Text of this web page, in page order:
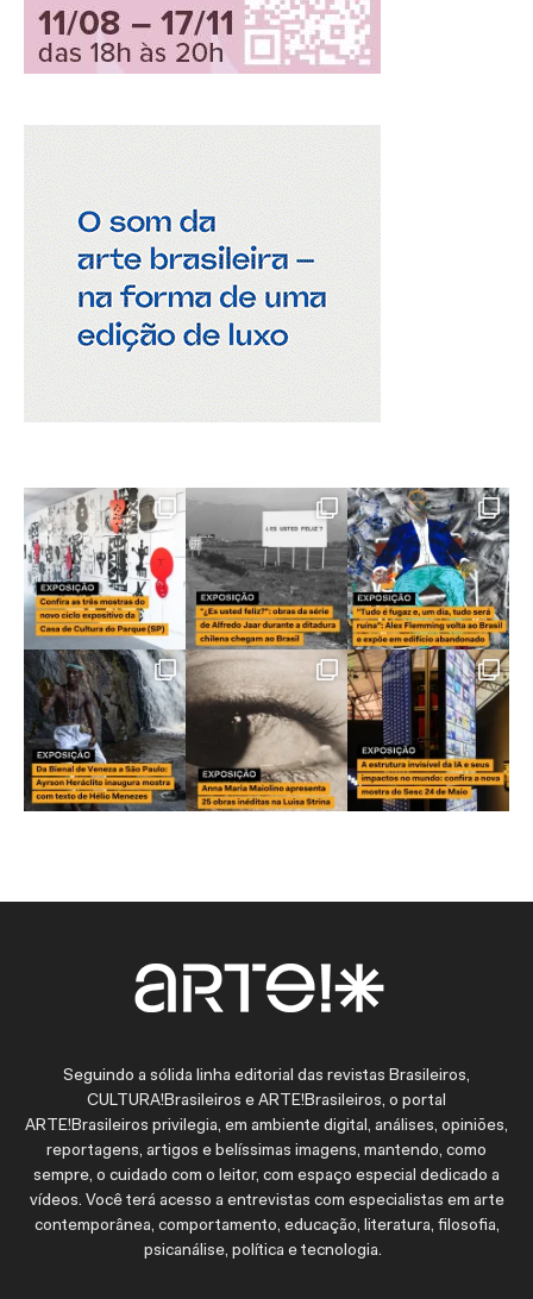
Seguindo a sólida linha editorial das revistas Brasileiros,
CULTURA!Brasileiros e ARTE!Brasileiros, o portal
ARTE!Brasileiros privilegia, em ambiente digital, análises, opiniões,
reportagens, artigos e belíssimas imagens, mantendo, como
sempre, o cuidado com o leitor, com espaço especial dedicado a
vídeos. Você terá acesso a entrevistas com especialistas em arte
contemporânea, comportamento, educação, literatura, filosofia,
psicanálise, política e tecnologia.